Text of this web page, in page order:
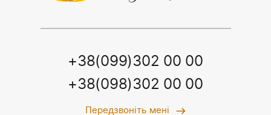
+38(099)302 00 00
+38(098)302 00 00
Передзвоніть мені